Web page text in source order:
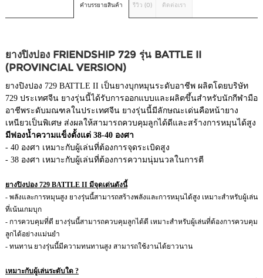
คำบรรยายสินค้า รีวิว (0) ติดต่อเรา
ยางปิงปอง FRIENDSHIP 729 รุ่น BATTLE II
(PROVINCIAL VERSION)
ยางปิงปอง 729 BATTLE II เป็นยางบุกหมุนระดับอาชีพ ผลิตโดยบริษัท
729 ประเทศจีน ยางรุ่นนี้ได้รับการออกแบบและผลิตขึ้นสำหรับนักกีฬามือ
อาชีพระดับมณฑลในประเทศจีน ยางรุ่นนี้มีลักษณะเด่นคือหน้ายาง
เหนียวเป็นพิเศษ ส่งผลให้สามารถควบคุมลูกได้ดีและสร้างการหมุนได้สูง
มีฟองน้ำความแข็งตั้งแต่ 38-40 องศา
- 40 องศา เหมาะกับผู้เล่นที่ต้องการจุดระเบิดสูง
- 38 องศา เหมาะกับผู้เล่นที่ต้องการความนุ่มนวลในการตี
ยางปิงปอง 729 BATTLE II มีจุดเด่นดังนี้
- พลังและการหมุนสูง ยางรุ่นนี้สามารถสร้างพลังและการหมุนได้สูง เหมาะสำหรับผู้เล่น
ที่เน้นเกมบุก
- การควบคุมที่ดี ยางรุ่นนี้สามารถควบคุมลูกได้ดี เหมาะสำหรับผู้เล่นที่ต้องการควบคุม
ลูกได้อย่างแม่นยำ
- ทนทาน ยางรุ่นนี้มีความทนทานสูง สามารถใช้งานได้ยาวนาน
เหมาะกับผู้เล่นระดับใด ?